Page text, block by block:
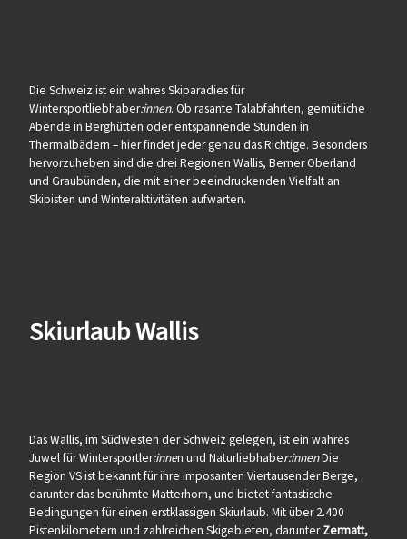
Die Schweiz ist ein wahres Skiparadies für
Wintersportliebhaber:innen. Ob rasante Talabfahrten, gemütliche
Abende in Berghütten oder entspannende Stunden in
Thermalbädern – hier findet jeder genau das Richtige. Besonders
hervorzuheben sind die drei Regionen Wallis, Berner Oberland
und Graubünden, die mit einer beeindruckenden Vielfalt an
Skipisten und Winteraktivitäten aufwarten.
Skiurlaub Wallis
Das Wallis, im Südwesten der Schweiz gelegen, ist ein wahres
Juwel für Wintersportler:innen und Naturliebhaber:innenDie
Region VS ist bekannt für ihre imposanten Viertausender Berge,
darunter das berühmte Matterhorn, und bietet fantastische
Bedingungen für einen erstklassigen Skiurlaub. Mit über 2.400
Pistenkilometern und zahlreichen Skigebieten, darunterZermatt,